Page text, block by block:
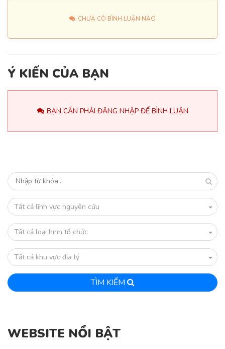
CHƯA CÓ BÌNH LUẬN NÀO
Ý KIẾN CỦA BẠN
BẠN CẦN PHẢI ĐĂNG NHẬP ĐỂ BÌNH LUẬN
Tất cả lĩnh vực nguyên cứu
Tất cả loại hình tổ chức
Tất cả khu vực địa lý
TÌM KIẾM
WEBSITE NỔI BẬT